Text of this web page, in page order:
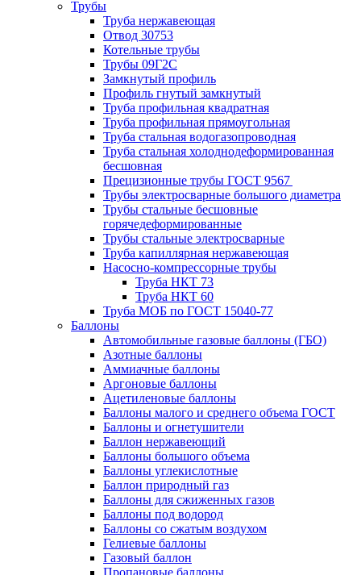
Трубы
Труба нержавеющая
Отвод 30753
Котельные трубы
Трубы 09Г2С
Замкнутый профиль
Профиль гнутый замкнутый
Труба профильная квадратная
Труба профильная прямоугольная
Труба стальная водогазопроводная
Труба стальная холоднодеформированная
бесшовная
Прецизионные трубы ГОСТ 9567
Трубы электросварные большого диаметра
Трубы стальные бесшовные
горячедеформированные
Трубы стальные электросварные
Труба капиллярная нержавеющая
Насосно-компрессорные трубы
Труба НКТ 73
Труба НКТ 60
Труба МОБ по ГОСТ 15040-77
Баллоны
Автомобильные газовые баллоны (ГБО)
Азотные баллоны
Аммиачные баллоны
Аргоновые баллоны
Ацетиленовые баллоны
Баллоны малого и среднего объема ГОСТ
Баллоны и огнетушители
Баллон нержавеющий
Баллоны большого объема
Баллоны углекислотные
Баллон природный газ
Баллоны для сжиженных газов
Баллоны под водород
Баллоны со сжатым воздухом
Гелиевые баллоны
Газовый баллон
Пропановые баллоны